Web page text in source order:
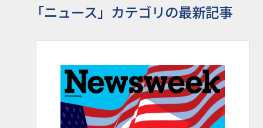
「ニュース」カテゴリの最新記事